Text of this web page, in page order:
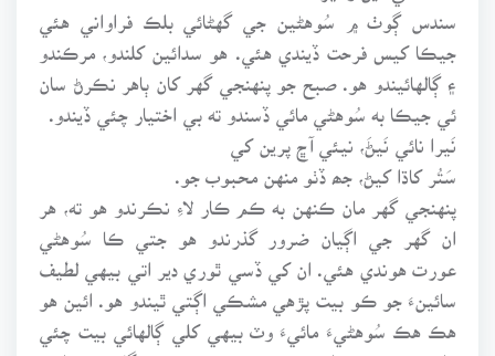
سندس ڳوٺ ۾ سُوهڻين جي گهڻائي بلڪ فراواني هئي
جيڪا کيس فرحت ڏيندي هئي. هو سدائين کلندو، مرڪندو
۽ ڳالهائيندو هو. صبح جو پنهنجي گهر کان ٻاهر نڪرڻ سان
ئي جيڪا به سُوهڻي مائي ڏسندو ته بي اختيار چئي ڏيندو.
نَيرا نائي نَيڻَ، نيئي آڇ پرين کي
سَتُر کاڌا کيڻ، جھ ڏٺو منهن محبوب جو.
پنهنجي گهر مان ڪنهن به ڪم ڪار لاءِ نڪرندو هو ته، هر
ان گهر جي اڳيان ضرور گذرندو هو جتي ڪا سُوهڻي
عورت هوندي هئي. ان کي ڏسي ٿوري دير اتي بيهي لطيف
سائينءَ جو ڪو بيت پڙهي مشڪي اڳتي ٿيندو هو. ائين هو
هڪ هڪ سُوهڻيءَ مائيءَ وٽ بيهي کلي ڳالهائي بيت چئي
هليو ويندو هو. ائين ئي بيهندو بيت جهونگاريندو هلندو